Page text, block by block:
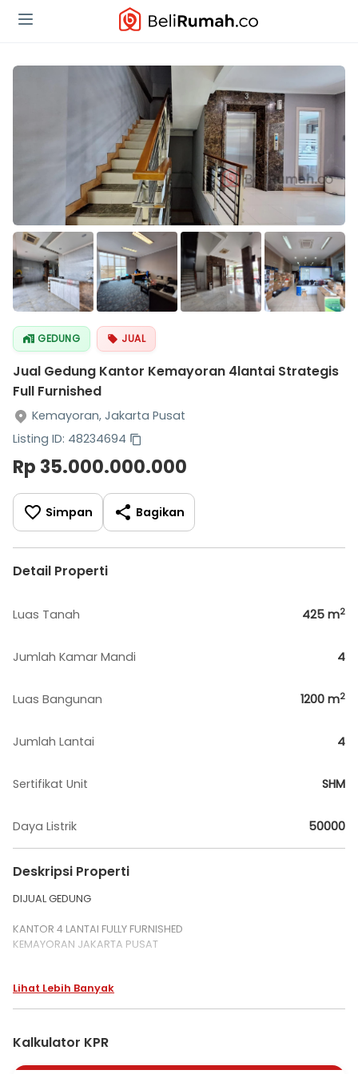
GEDUNG JUAL
Jual Gedung Kantor Kemayoran 4lantai Strategis
Full Furnished
Kemayoran, Jakarta Pusat
Listing ID: 48234694
Rp 35.000.000.000
Simpan Bagikan
Detail Properti
Luas Tanah 425 m2
Jumlah Kamar Mandi 4
Luas Bangunan 1200 m2
Jumlah Lantai 4
Sertifikat Unit SHM
Daya Listrik 50000
Deskripsi Properti
DIJUAL GEDUNG
KANTOR 4 LANTAI FULLY FURNISHED
KEMAYORAN JAKARTA PUSAT
1. Lokasi : Kemayoran Jakarta Pusat
4. Peruntukan Lahan : Perkantoran dan Komersial Area
5. Kondisi Lahan Saat Ini : Ada bangunan
6. Akses Utama : Jalan Utama
Lihat Lebih Banyak
Kalkulator KPR